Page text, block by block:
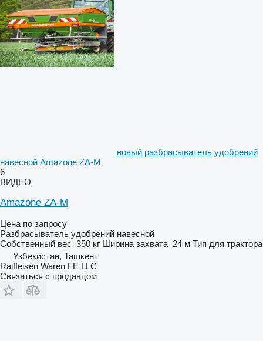
новый разбрасыватель удобрений
навесной Amazone ZA-M
6
ВИДЕО
Amazone ZA-M
Цена по запросу
Разбрасыватель удобрений навесной
Собственный вес 350 кг Ширина захвата 24 м Тип для трактора
Узбекистан, Ташкент
Raiffeisen Waren FE LLC
Связаться с продавцом